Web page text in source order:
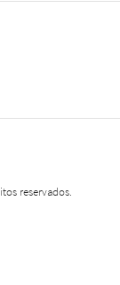
reservados.